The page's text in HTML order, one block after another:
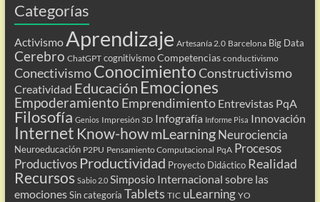
Categorías
Activismo Aprendizaje Artesanía 2.0 Barcelona Big Data
Cerebro ChatGPT cognitivismo Competencias conductivismo
ConectivismoConocimientoConstructivismo
Creatividad Educación Emociones
Empoderamiento Emprendimiento Entrevistas PqA
Filosofía Genios Impresión 3D Infografía Informe Pisa Innovación
Internet Know-howmLearning Neurociencia
Neuroeducación P2PU Pensamiento Computacional PqA Procesos
Productivos Productividad Proyecto Didáctico Realidad
Recursos Sabio 2.0 Simposio Internacional sobre las
emociones Sin categoría Tablets TIC uLearning YO